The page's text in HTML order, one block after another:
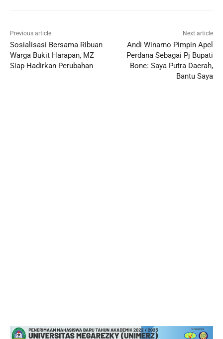
Previous article
Sosialisasi Bersama Ribuan
Warga Bukit Harapan, MZ
Siap Hadirkan Perubahan
Next article
Andi Winarno Pimpin Apel
Perdana Sebagai Pj Bupati
Bone: Saya Putra Daerah,
Bantu Saya